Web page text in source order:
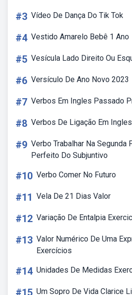
#3 Vídeo De Dança Do Tik Tok
#4 Vestido Amarelo Bebê 1 Ano
#5 Vesícula Lado Direito Ou
#6 Versículo De Ano Novo 2023
#7 Verbos Em Ingles Passado
#8 Verbos De Ligação Em Ingles
#9 Verbo Trabalhar Na
Perfeito Do Subjuntivo
#10 Verbo Comer No Futuro
#11 Vela De 21 Dias Valor
#12 Variação De Entalpia
#13 Valor Numérico De Uma
Exercícios
#14 Unidades De Medidas
#15 Um Sopro De Vida Clarice